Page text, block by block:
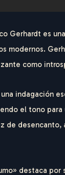
Gerhardt es
modernos.
como
indagación
el tono
de
destaca